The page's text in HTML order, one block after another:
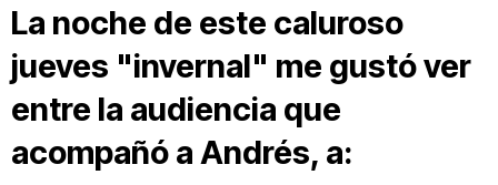
La noche de este caluroso
jueves "invernal" me gustó ver
entre la audiencia que
acompañó a Andrés, a: